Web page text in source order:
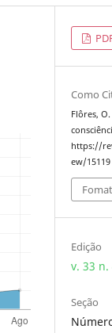
Como
Flôres,
https://
ew/15119
Edição
v. 33 n.
Seção